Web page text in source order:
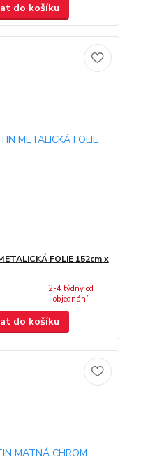
do košíku
FOLIE 152cm x
2-4 týdny od
objednání
do košíku